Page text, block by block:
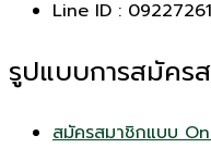
Line ID :
รูปแบบการสมัคร
สมัครสมาชิกแบบ